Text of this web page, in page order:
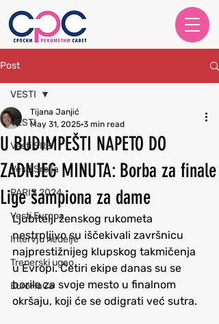
Post
VESTI
Vesti SRS
Vesti Srbija
PARIS 2024
Vesti Evropa
Intervju nedelje
Trenerski ugao
EuroHaCa
VESTI
U BUDIMPEŠTI NAPETO DO
ZADNJEG MINUTA: Borba za finale
Lige šampiona za dame
Tijana Janjić
May 31, 2025 3 min read
Ljubitelji ženskog rukometa
nestrpljivo su iščekivali završnicu
najprestižnijeg klupskog takmičenja
u Evropi. Četiri ekipe danas su se
borile za svoje mesto u finalnom
okršaju, koji će se odigrati već sutra.